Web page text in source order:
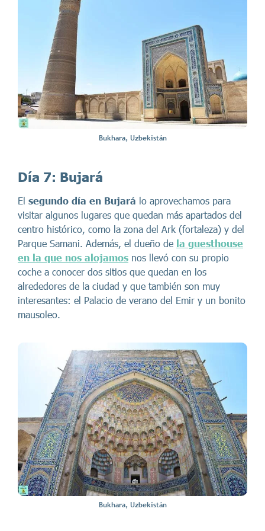
Bukhara, Uzbekistán
Día 7: Bujará
El segundo día en Bujará lo aprovechamos para
visitar algunos lugares que quedan más apartados del
centro histórico, como la zona del Ark (fortaleza) y del
Parque Samani. Además, el dueño de la guesthouse
en la que nos alojamos nos llevó con su propio
coche a conocer dos sitios que quedan en los
alrededores de la ciudad y que también son muy
interesantes: el Palacio de verano del Emir y un bonito
mausoleo.
Bukhara, Uzbekistán